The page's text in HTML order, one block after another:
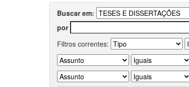
Buscar em:
por
Filtros correntes: